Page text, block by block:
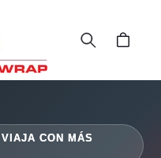
Carrito
VIAJA CON MÁS